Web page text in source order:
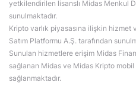
yetkilendirilen lisanslı Midas Menkul
sunulmaktadır.
Kripto varlık piyasasına ilişkin hizmet
Satım Platformu A.Ş. tarafından
Sunulan hizmetlere erişim Midas
sağlanan Midas ve Midas Kripto
sağlanmaktadır.